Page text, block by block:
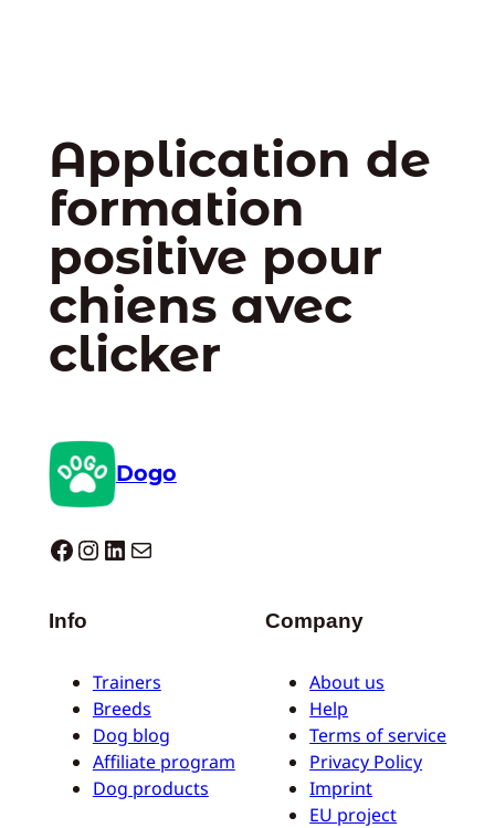
Application de
formation
positive pour
chiens avec
clicker
Dogo
Dogo facebook InstagramLinkedIn E-mail
Info
Trainers
Breeds
Dog blog
Affiliate program
Dog products
Company
About us
Help
Terms of service
Privacy Policy
Imprint
EU project